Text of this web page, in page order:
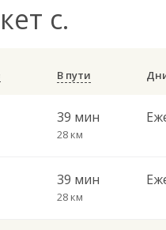
с.
В пути
39 мин
28 км
39 мин
28 км